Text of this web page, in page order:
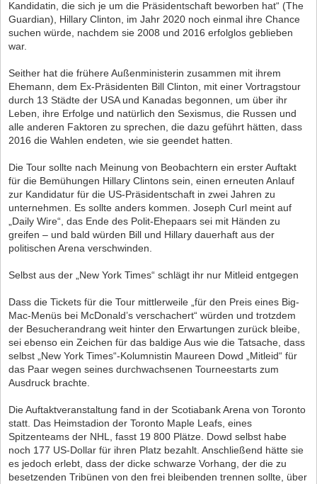
Kandidatin, die sich je um die Präsidentschaft beworben hat“ (The
Guardian), Hillary Clinton, im Jahr 2020 noch einmal ihre Chance
suchen würde, nachdem sie 2008 und 2016 erfolglos geblieben
war.
Seither hat die frühere Außenministerin zusammen mit ihrem
Ehemann, dem Ex-Präsidenten Bill Clinton, mit einer Vortragstour
durch 13 Städte der USA und Kanadas begonnen, um über ihr
Leben, ihre Erfolge und natürlich den Sexismus, die Russen und
alle anderen Faktoren zu sprechen, die dazu geführt hätten, dass
2016 die Wahlen endeten, wie sie geendet hatten.
Die Tour sollte nach Meinung von Beobachtern ein erster Auftakt
für die Bemühungen Hillary Clintons sein, einen erneuten Anlauf
zur Kandidatur für die US-Präsidentschaft in zwei Jahren zu
unternehmen. Es sollte anders kommen. Joseph Curl meint auf
„Daily Wire“, das Ende des Polit-Ehepaars sei mit Händen zu
greifen – und bald würden Bill und Hillary dauerhaft aus der
politischen Arena verschwinden.
Selbst aus der „New York Times“ schlägt ihr nur Mitleid entgegen
Dass die Tickets für die Tour mittlerweile „für den Preis eines Big-
Mac-Menüs bei McDonald’s verschachert“ würden und trotzdem
der Besucherandrang weit hinter den Erwartungen zurück bleibe,
sei ebenso ein Zeichen für das baldige Aus wie die Tatsache, dass
selbst „New York Times“-Kolumnistin Maureen Dowd „Mitleid“ für
das Paar wegen seines durchwachsenen Tourneestarts zum
Ausdruck brachte.
Die Auftaktveranstaltung fand in der Scotiabank Arena von Toronto
statt. Das Heimstadion der Toronto Maple Leafs, eines
Spitzenteams der NHL, fasst 19 800 Plätze. Dowd selbst habe
noch 177 US-Dollar für ihren Platz bezahlt. Anschließend hätte sie
es jedoch erlebt, dass der dicke schwarze Vorhang, der die zu
besetzenden Tribünen von den frei bleibenden trennen sollte, über